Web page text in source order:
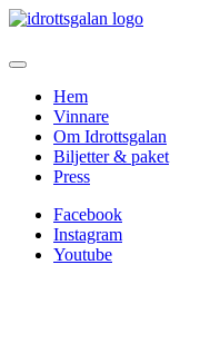
Hem
Vinnare
Om Idrottsgalan
Biljetter & paket
Press
Facebook
Instagram
Youtube